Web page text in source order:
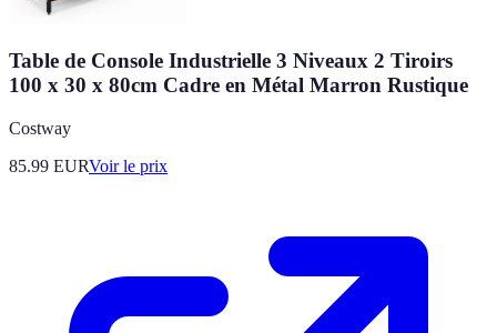
Table de Console Industrielle 3 Niveaux 2 Tiroirs
100 x 30 x 80cm Cadre en Métal Marron Rustique
Costway
85.99 EURVoir le prix